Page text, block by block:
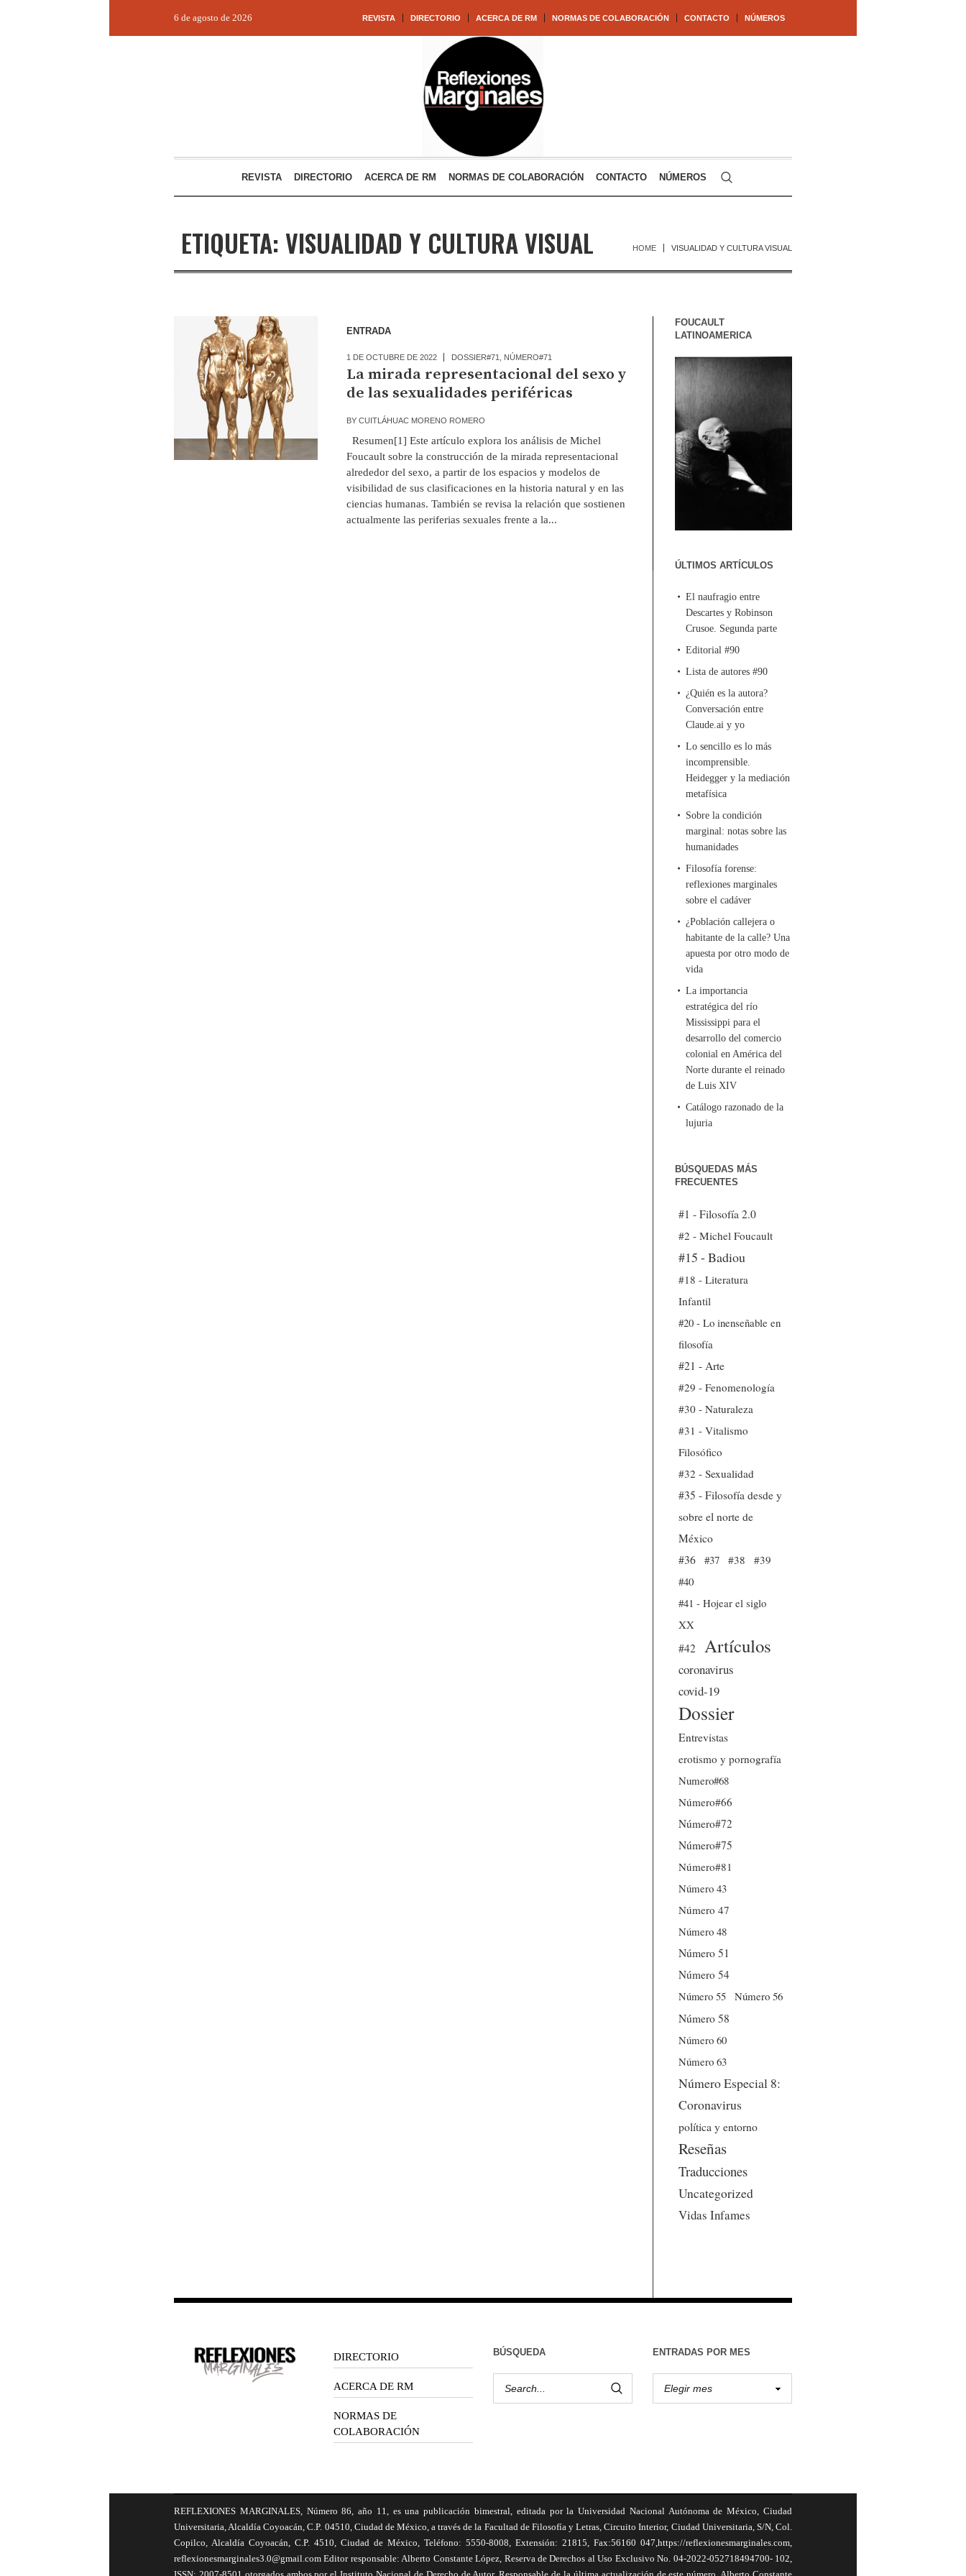
REVISTA DIRECTORIO ACERCA DE RM NORMAS DE COLABORACIÓN CONTACTO NÚMEROS
6 de agosto de 2026
REVISTA DIRECTORIO ACERCA DE RM NORMAS DE COLABORACIÓN CONTACTO NÚMEROS
ETIQUETA: VISUALIDAD Y CULTURA VISUAL HOME VISUALIDAD Y CULTURA VISUAL
ENTRADA
1 DE OCTUBRE DE 2022 DOSSIER#71 NÚMERO#71
La mirada representacional del sexo y
de las sexualidades periféricas
BY CUITLÁHUAC MORENO ROMERO
Resumen[1] Este artículo explora los análisis de Michel
Foucault sobre la construcción de la mirada representacional
alrededor del sexo, a partir de los espacios y modelos de
visibilidad de sus clasificaciones en la historia natural y en las
ciencias humanas. También se revisa la relación que sostienen
actualmente las periferias sexuales frente a la...
FOUCAULT
LATINOAMERICA
ÚLTIMOS ARTÍCULOS
El naufragio entre
Descartes y Robinson
Crusoe. Segunda parte
Editorial #90
Lista de autores #90
¿Quién es la autora?
Conversación entre
Claude.ai y yo
Lo sencillo es lo más
incomprensible.
Heidegger y la mediación
metafísica
Sobre la condición
marginal: notas sobre las
humanidades
Filosofía forense:
reflexiones marginales
sobre el cadáver
¿Población callejera o
habitante de la calle? Una
apuesta por otro modo de
vida
La importancia
estratégica del río
Mississippi para el
desarrollo del comercio
colonial en América del
Norte durante el reinado
de Luis XIV
Catálogo razonado de la
lujuria
BÚSQUEDAS MÁS
FRECUENTES
#1 - Filosofía 2.0
#2 - Michel Foucault
#15 - Badiou
#18 - Literatura
Infantil
#20 - Lo inenseñable en
filosofía
#21 - Arte
#29 - Fenomenología
#30 - Naturaleza
#31 - Vitalismo
Filosófico
#32 - Sexualidad
#35 - Filosofía desde y
sobre el norte de
México
#36
#37 #38
#39
#40
#41 - Hojear el siglo
XX
#42
Artículos
coronavirus
covid-19
Dossier
Entrevistas
erotismo y pornografía
Numero#68
Número#66
Número#72
Número#75
Número#81
Número 43
Número 47
Número 48
Número 51
Número 54
Número 55
Número 56
Número 58
Número 60
Número 63
Número Especial 8:
Coronavirus
política y entorno
Reseñas
Traducciones
Uncategorized
Vidas Infames
DIRECTORIO
ACERCA DE RM
NORMAS DE
COLABORACIÓN
BÚSQUEDA ENTRADAS POR MES
REFLEXIONES MARGINALES, Número 86, año 11, es una publicación bimestral, editada por la Universidad Nacional Autónoma de México, Ciudad
Universitaria, Alcaldía Coyoacán, C.P. 04510, Ciudad de México, a través de la Facultad de Filosofía y Letras, Circuito Interior, Ciudad Universitaria, S/N, Col.
Copilco, Alcaldía Coyoacán, C.P. 4510, Ciudad de México, Teléfono: 5550-8008, Extensión: 21815, Fax:56160 047,https://reflexionesmarginales.com,
reflexionesmarginales3.0@gmail.com Editor responsable: Alberto Constante López, Reserva de Derechos al Uso Exclusivo No. 04-2022-052718494700- 102,